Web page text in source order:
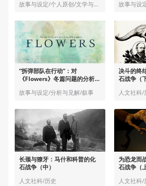
故事与设定/个人原创/文学与小说 故事与设
“拆弹部队在行动”：对
《Flowers》冬篇问题的分析和
故事与设定/分析与见解/叙事
决斗的终
石战争（
人文社科/
长颈与獠牙：马什和科普的化
石战争（中）
人文社科/历史
为恐龙而
石战争（
人文社科/